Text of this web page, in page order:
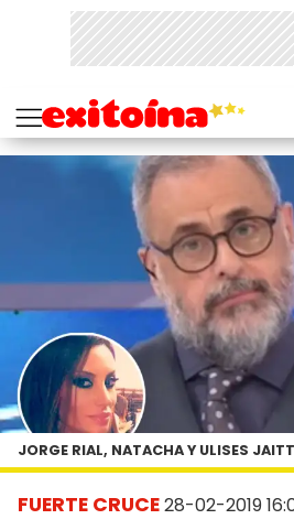
FUERTE CRUCE28-02-2019
JORGE RIAL, NATACHA Y ULISES JAITT